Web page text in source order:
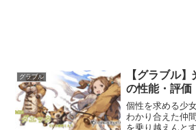
グラブル
【グラブル
の性能・評価
個性を求める少
わかり合えた仲
を乗り越えんと